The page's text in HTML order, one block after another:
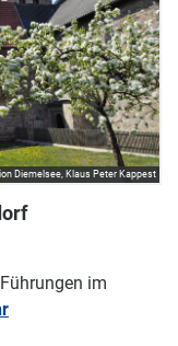
im
Diemelsee, Klaus Peter Kappest